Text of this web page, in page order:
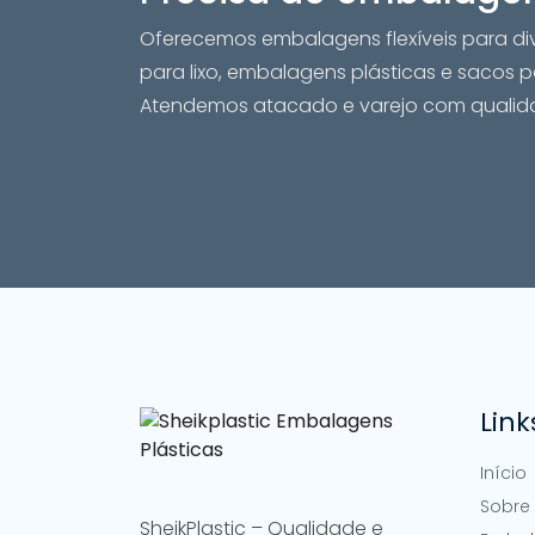
Oferecemos embalagens flexíveis para
para lixo, embalagens plásticas e sacos
Atendemos atacado e varejo com
SheikPlastic – Qualidade e
Início
Sobre